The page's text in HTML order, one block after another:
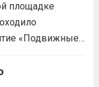
площадке
«Подвижные